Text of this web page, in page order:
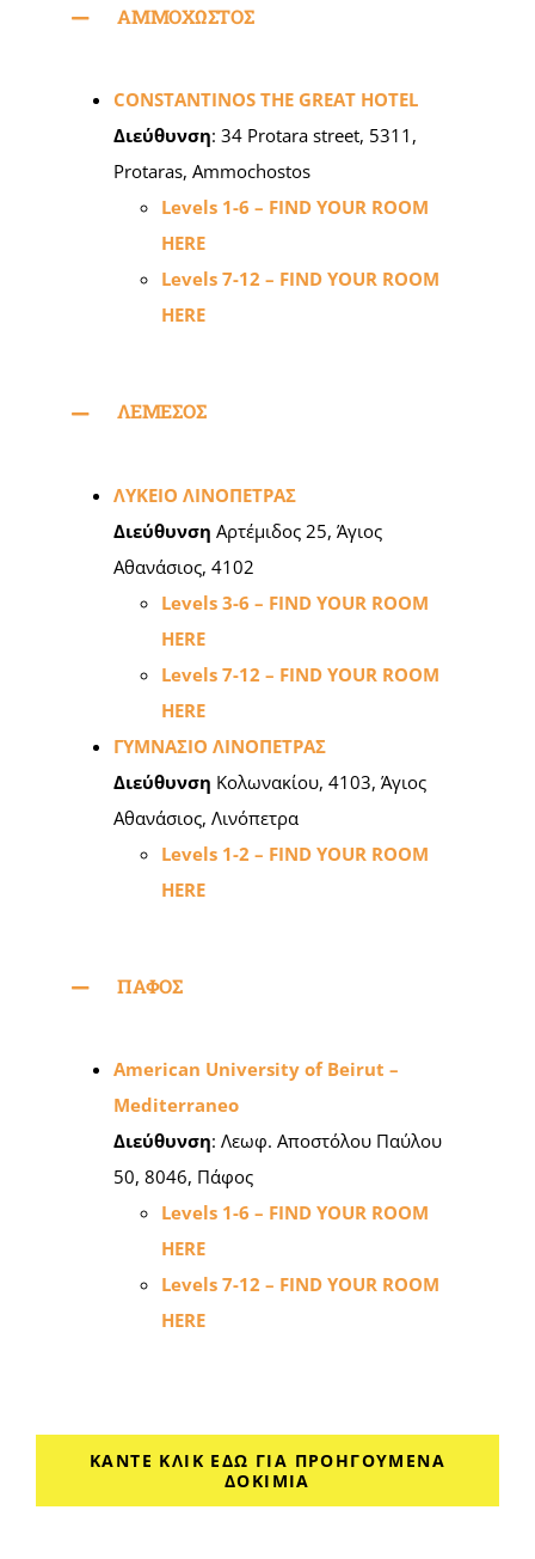
ΑΜΜΟΧΩΣΤΟΣ
CONSTANTINOS THE GREAT HOTEL
Διεύθυνση: 34 Protara street, 5311,
Protaras, Ammochostos
Levels 1-6 – FIND YOUR ROOM
HERE
Levels 7-12 – FIND YOUR ROOM
HERE
ΛΕΜΕΣΟΣ
ΛΥΚΕΙΟ ΛΙΝΟΠΕΤΡΑΣ
Διεύθυνση Αρτέμιδος 25, Άγιος
Αθανάσιος, 4102
Levels 3-6 – FIND YOUR ROOM
HERE
Levels 7-12 – FIND YOUR ROOM
HERE
ΓΥΜΝΑΣΙΟ ΛΙΝΟΠΕΤΡΑΣ
Διεύθυνση Κολωνακίου, 4103, Άγιος
Αθανάσιος, Λινόπετρα
Levels 1-2 – FIND YOUR ROOM
HERE
ΠΑΦΟΣ
American University of Beirut –
Mediterraneo
Διεύθυνση: Λεωφ. Αποστόλου Παύλου
50, 8046, Πάφος
Levels 1-6 – FIND YOUR ROOM
HERE
Levels 7-12 – FIND YOUR ROOM
HERE
ΚΑΝΤΕ ΚΛΙΚ ΕΔΩ ΓΙΑ ΠΡΟΗΓΟΎΜΕΝΑ
ΔΟΚΊΜΙΑ